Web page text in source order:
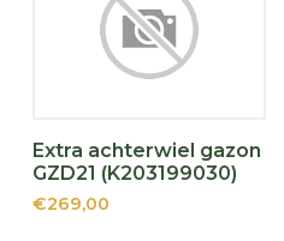
Extra achterwiel gazon
GZD21 (K203199030)
€269,00